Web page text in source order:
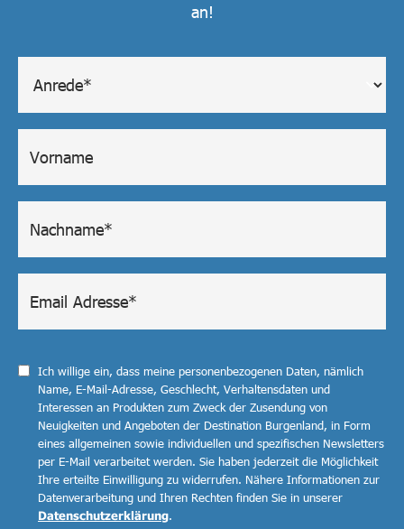
an!
Ich willige ein, dass meine personenbezogenen Daten, nämlich
Name, E-Mail-Adresse, Geschlecht, Verhaltensdaten und
Interessen an Produkten zum Zweck der Zusendung von
Neuigkeiten und Angeboten der Destination Burgenland, in Form
eines allgemeinen sowie individuellen und spezifischen Newsletters
per E-Mail verarbeitet werden. Sie haben jederzeit die Möglichkeit
Ihre erteilte Einwilligung zu widerrufen. Nähere Informationen zur
Datenverarbeitung und Ihren Rechten finden Sie in unserer
Datenschutzerklärung.